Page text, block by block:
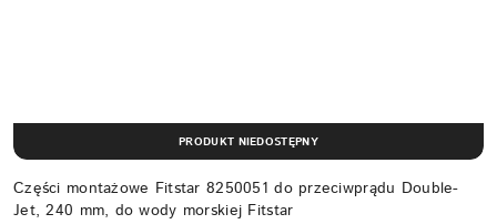
Części montażowe Fitstar 8250051 do przeciwprądu Double-
Jet, 240 mm, do wody morskiej Fitstar
PRODUKT NIEDOSTĘPNY